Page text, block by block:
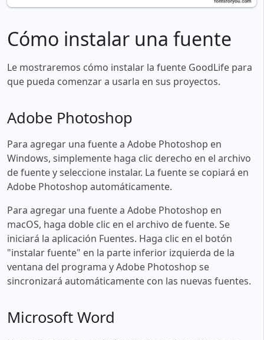
Cómo instalar una fuente
Le mostraremos cómo instalar la fuente GoodLife para
que pueda comenzar a usarla en sus proyectos.
Adobe Photoshop
Para agregar una fuente a Adobe Photoshop en
Windows, simplemente haga clic derecho en el archivo
de fuente y seleccione instalar. La fuente se copiará en
Adobe Photoshop automáticamente.
Para agregar una fuente a Adobe Photoshop en
macOS, haga doble clic en el archivo de fuente. Se
iniciará la aplicación Fuentes. Haga clic en el botón
"instalar fuente" en la parte inferior izquierda de la
ventana del programa y Adobe Photoshop se
sincronizará automáticamente con las nuevas fuentes.
Microsoft Word